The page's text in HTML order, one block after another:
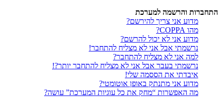
התחברות והרשמה למערכת
מדוע אני צריך להירשם?
מהו COPPA?
מדוע אני לא יכול להרשם?
נרשמתי אבל אני לא מצליח להתחבר!
למה אני לא מצליח להתחבר?
נרשמתי בעבר אבל אני לא מצליח להתחבר יותר?!
איבדתי את הססמה שלי!
מדוע אני מתנתק באופן אוטומטי?
מה האפשרות “מחק את כל עוגיות המערכת” עושה?